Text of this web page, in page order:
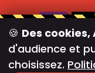
🍪 Des cookies,
d'audience et
choisissez.